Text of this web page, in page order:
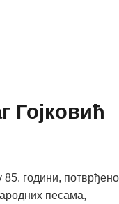
Гојковић
85. години, потврђено
песама,